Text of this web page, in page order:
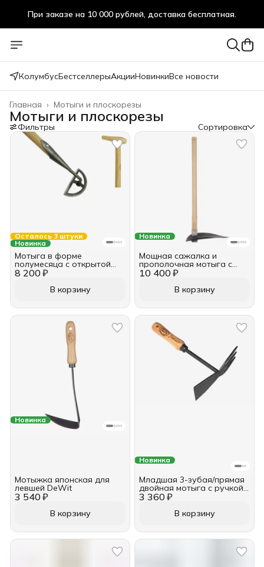
При заказе на 10 000 рублей, доставка бесплатная.
При заказе на 10 000 рублей, доставка бесплатная.
КолумбусБестселлерыАкцииНовинкиВсе новости
Мотыги и плоскорезы
Главная ›
Мотыги и плоскорезы
Фильтры Сортировка
Осталось 3 штуки
Новинка
8 200 ₽
Мотыга в форме
полумесяца с открытой
ручкой 16 см 1700 мм
В корзину
Новинка
10 400 ₽
Мощная сажалка и
прополочная мотыга с
овальной рукояткой
В корзину
Новинка
3 540 ₽
Мотыжка японская для
левшей DeWit
В корзину
Новинка
3 360 ₽
Младшая 3-зубая/прямая
двойная мотыга с ручкой
10 см DeWit
В корзину